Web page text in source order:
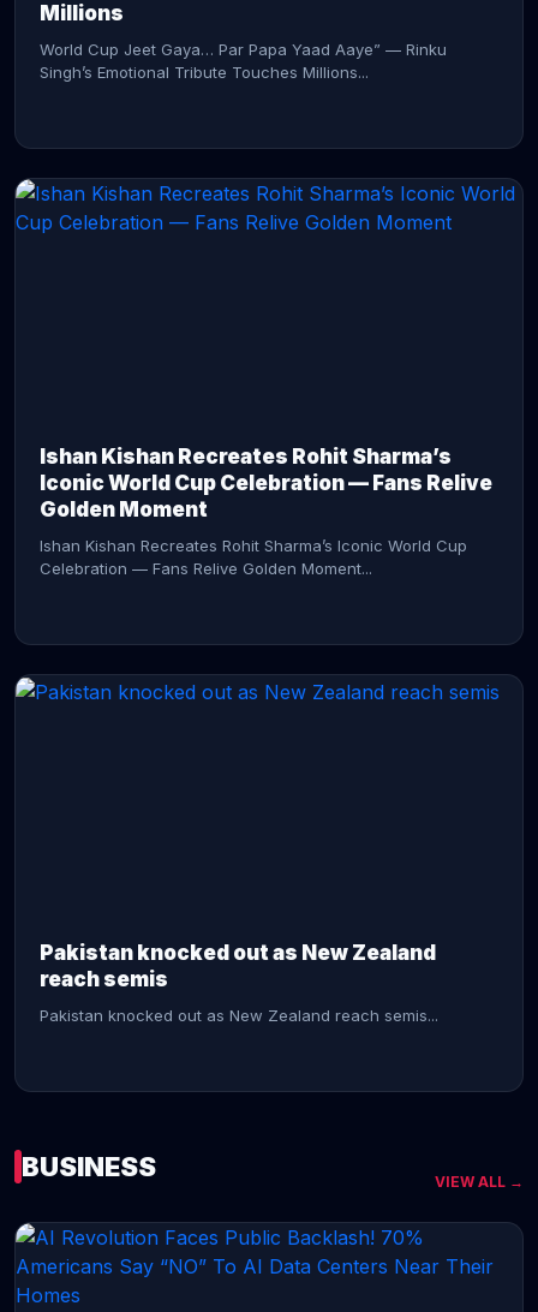
Millions
World Cup Jeet Gaya… Par Papa Yaad Aaye” — Rinku
Singh’s Emotional Tribute Touches Millions...
Ishan Kishan Recreates Rohit Sharma’s
Iconic World Cup Celebration — Fans Relive
Golden Moment
Ishan Kishan Recreates Rohit Sharma’s Iconic World Cup
Celebration — Fans Relive Golden Moment...
Pakistan knocked out as New Zealand
reach semis
Pakistan knocked out as New Zealand reach semis...
CONTINUE READING →
BUSINESS VIEW ALL →